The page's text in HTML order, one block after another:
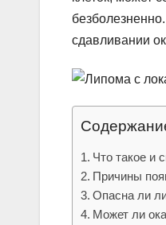
сдавливании
Что такое и
Причины
Опасна ли
Может ли